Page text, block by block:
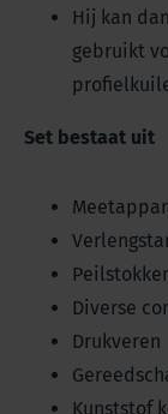
Hij kan
gebruikt
Set bestaat uit
Diverse
Drukveren
Kunststof